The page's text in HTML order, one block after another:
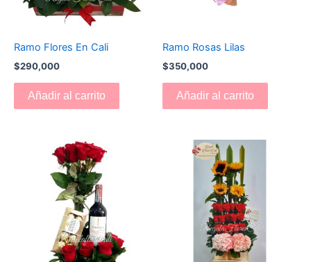
Ramo Flores En Cali
$290,000
Añadir al carrito
Ramo Rosas Lilas
$350,000
Añadir al carrito